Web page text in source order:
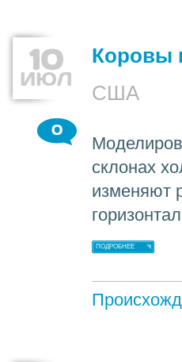
10
ИЮЛ
Коровы
США
0
склонах
изменяют
ПОДРОБНЕЕ